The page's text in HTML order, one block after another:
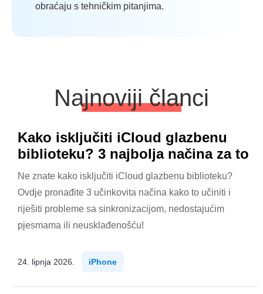
obraćaju s tehničkim pitanjima.
Najnoviji članci
Kako isključiti iCloud glazbenu
biblioteku? 3 najbolja načina za to
Ne znate kako isključiti iCloud glazbenu biblioteku?
Ovdje pronađite 3 učinkovita načina kako to učiniti i
riješiti probleme sa sinkronizacijom, nedostajućim
pjesmama ili neusklađenošću!
24. lipnja 2026. iPhone